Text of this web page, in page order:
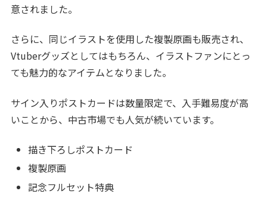
意されました。
さらに、同じイラストを使用した複製原画も販売され、
Vtuberグッズとしてはもちろん、イラストファンにとっ
ても魅力的なアイテムとなりました。
サイン入りポストカードは数量限定で、入手難易度が高
いことから、中古市場でも人気が続いています。
描き下ろしポストカード
複製原画
記念フルセット特典